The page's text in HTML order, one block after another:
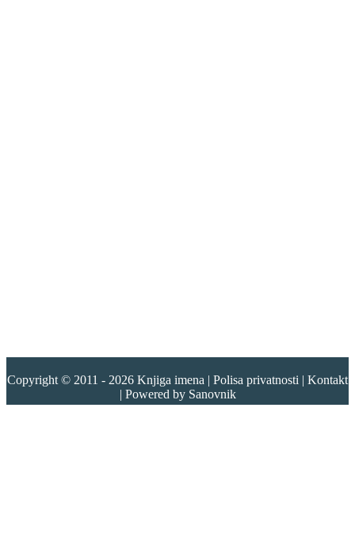
Copyright © 2011 - 2026 Knjiga imena | Polisa privatnosti | Kontakt
| Powered by Sanovnik